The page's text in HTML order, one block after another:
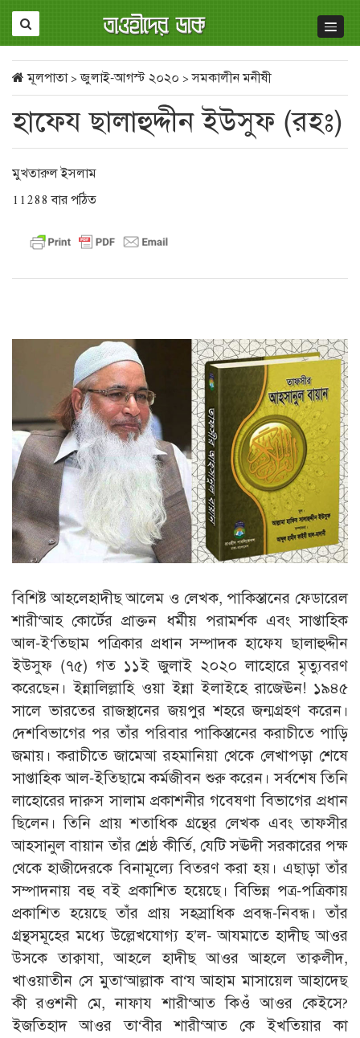
মূলপাতা> জুলাই-আগস্ট ২০২০ > সমকালীন মনীষী
হাফেয ছালাহুদ্দীন ইউসুফ (রহঃ)
মুখতারুল ইসলাম
11288 বার পঠিত
বিশিষ্ট আহলেহাদীছ আলেম ও লেখক, পাকিস্তানের ফেডারেল
শারী‘আহ কোর্টের প্রাক্তন ধর্মীয় পরামর্শক এবং সাপ্তাহিক
আল-ই‘তিছাম পত্রিকার প্রধান সম্পাদক হাফেয ছালাহুদ্দীন
ইউসুফ (৭৫) গত ১১ই জুলাই ২০২০ লাহোরে মৃত্যুবরণ
করেছেন। ইন্নালিল্লাহি ওয়া ইন্না ইলাইহে রাজেঊন! ১৯৪৫
সালে ভারতের রাজস্থানের জয়পুর শহরে জন্মগ্রহণ করেন।
দেশবিভাগের পর তাঁর পরিবার পাকিস্তানের করাচীতে পাড়ি
জমায়। করাচীতে জামেআ রহমানিয়া থেকে লেখাপড়া শেষে
সাপ্তাহিক আল-ইতিছামে কর্মজীবন শুরু করেন। সর্বশেষ তিনি
লাহোরের দারুস সালাম প্রকাশনীর গবেষণা বিভাগের প্রধান
ছিলেন। তিনি প্রায় শতাধিক গ্রন্থের লেখক এবং তাফসীর
আহসানুল বায়ান তাঁর শ্রেষ্ঠ কীর্তি, যেটি সঊদী সরকারের পক্ষ
থেকে হাজীদেরকে বিনামূল্যে বিতরণ করা হয়। এছাড়া তাঁর
সম্পাদনায় বহু বই প্রকাশিত হয়েছে। বিভিন্ন পত্র-পত্রিকায়
প্রকাশিত হয়েছে তাঁর প্রায় সহস্রাধিক প্রবন্ধ-নিবন্ধ। তাঁর
গ্রন্থসমূহের মধ্যে উল্লেখযোগ্য হ’ল- আযমাতে হাদীছ আওর
উসকে তাক্বাযা, আহলে হাদীছ আওর আহলে তাক্বলীদ,
খাওয়াতীন সে মুতা‘আল্লাক বা‘য আহাম মাসায়েল আহাদেছ
কী রওশনী মে, নাফায শারী‘আত কিওঁ আওর কেইসে?
ইজতিহাদ আওর তা‘বীর শারী‘আত কে ইখতিয়ার কা